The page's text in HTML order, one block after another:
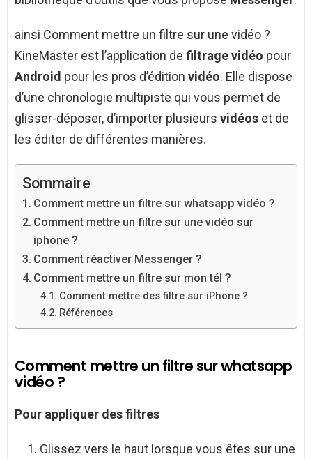
ainsi Comment mettre un filtre sur une vidéo ?
KineMaster est l’application de filtrage vidéo pour
Android pour les pros d’édition vidéo. Elle dispose
d’une chronologie multipiste qui vous permet de
glisser-déposer, d’importer plusieurs vidéos et de
les éditer de différentes manières.
Sommaire
Comment mettre un filtre sur whatsapp vidéo ?
Comment mettre un filtre sur une vidéo sur
iphone ?
Comment réactiver Messenger ?
Comment mettre un filtre sur mon tél ?
Comment mettre des filtre sur iPhone ?
Références
Comment mettre un filtre sur whatsapp
vidéo ?
Pour appliquer desfiltres
Glissez vers le haut lorsque vous êtes sur une